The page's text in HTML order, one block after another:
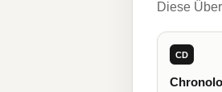
Diese
CD